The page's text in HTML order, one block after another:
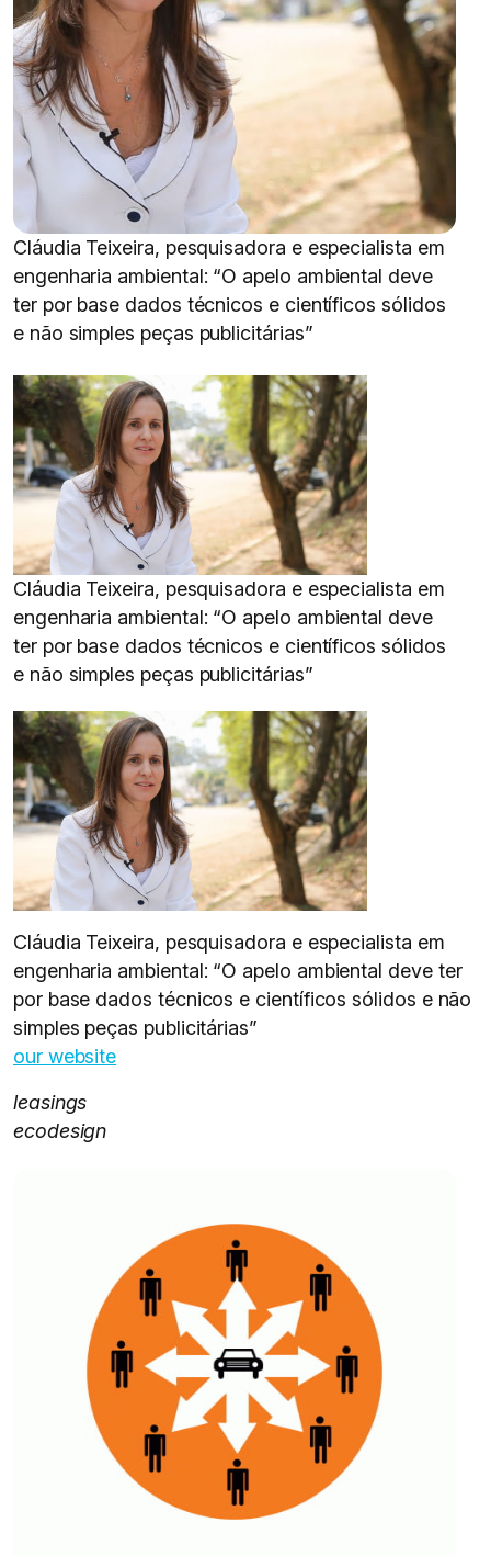
Cláudia Teixeira, pesquisadora e especialista em
engenharia ambiental: “O apelo ambiental deve
ter por base dados técnicos e científicos sólidos
e não simples peças publicitárias”
Cláudia Teixeira, pesquisadora e especialista em
engenharia ambiental: “O apelo ambiental deve
ter por base dados técnicos e científicos sólidos
e não simples peças publicitárias”
Cláudia Teixeira, pesquisadora e especialista em
engenharia ambiental: “O apelo ambiental deve ter
por base dados técnicos e científicos sólidos e não
simples peças publicitárias”
our website
leasings
ecodesign